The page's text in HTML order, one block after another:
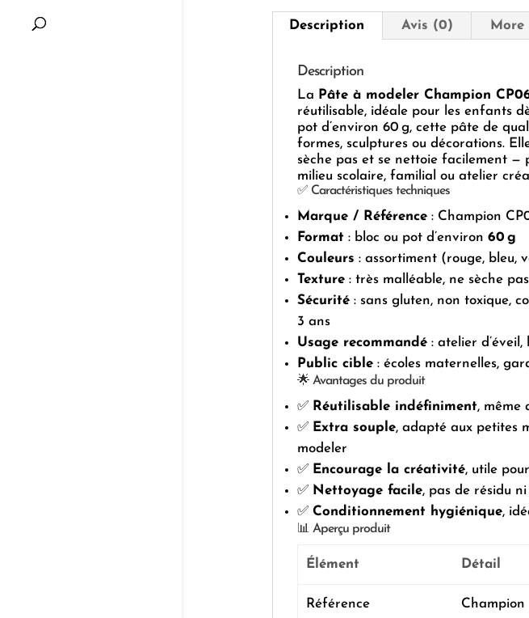
Description Avis (0) More
Description
La Pâte à modeler Champion
réutilisable, idéale pour les enfants
pot d’environ 60 g, cette pâte de
formes, sculptures ou décorations.
sèche pas et se nettoie facilement —
milieu scolaire, familial ou atelier
✅ Caractéristiques techniques
Marque / Référence: Champion
Format: bloc ou pot d’environ 60 g
Couleurs : assortiment (rouge, bleu,
Texture: très malléable, ne sèche
Sécurité: sans gluten, non toxique,
3 ans
Usage recommandé: atelier
Public cible: écoles maternelles,
🌟 Avantages du produit
✅ Réutilisable indéfiniment, même
✅ Extra souple, adapté aux petites
modeler
✅ Encourage la créativité, utile
✅ Nettoyage facile, pas de résidu
✅ Conditionnement hygiénique,
📊 Aperçu produit
Élément Détail
Référence Champion